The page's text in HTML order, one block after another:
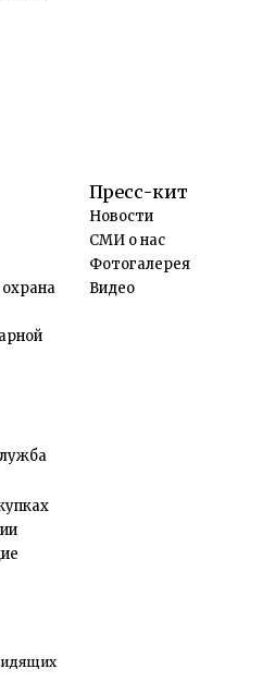
Пресс-кит
Новости
СМИ о нас
Фотогалерея
Видео